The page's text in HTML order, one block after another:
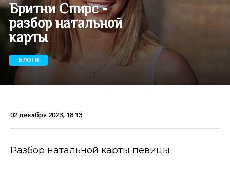
Бритни Спирс -
разбор натальной
карты
БЛОГИ
02 декабря 2023, 18:13
Разбор натальной карты певицы